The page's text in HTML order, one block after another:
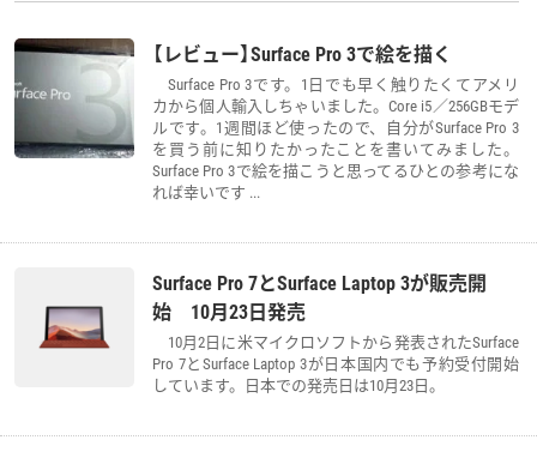
【レビュー】Surface Pro 3で絵を描く
Surface Pro 3です。1日でも早く触りたくてアメリ
カから個人輸入しちゃいました。Core i5／256GBモデ
ルです。1週間ほど使ったので、自分がSurface Pro 3
を買う前に知りたかったことを書いてみました。
Surface Pro 3で絵を描こうと思ってるひとの参考にな
れば幸いです ...
Surface Pro 7とSurface Laptop 3が販売開
始 10月23日発売
10月2日に米マイクロソフトから発表されたSurface
Pro 7とSurface Laptop 3が日本国内でも予約受付開始
しています。日本での発売日は10月23日。